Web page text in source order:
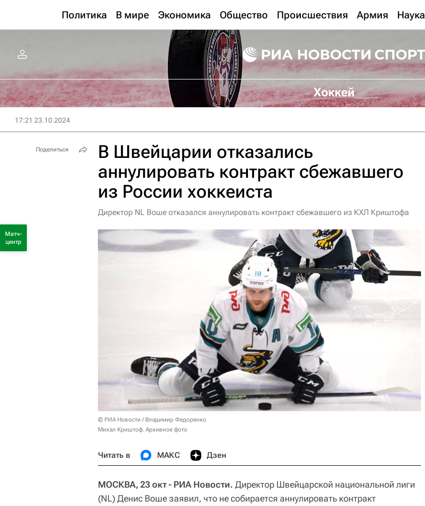
Политика В мире Экономика Общество Происшествия Армия Наука
Хоккей
17:21 23.10.2024
В Швейцарии отказались
аннулировать контракт сбежавшего
из России хоккеиста
Директор NL Воше отказался аннулировать контракт сбежавшего из КХЛ Криштофа
© РИА Новости / Владимир Федоренко
Михал Криштоф. Архивное фото
Читать в МАКС Дзен
МОСКВА, 23 окт - РИА Новости. Директор Швейцарской национальной лиги
(NL) Денис Воше заявил, что не собирается аннулировать контракт
Поделиться
Матч-
центр